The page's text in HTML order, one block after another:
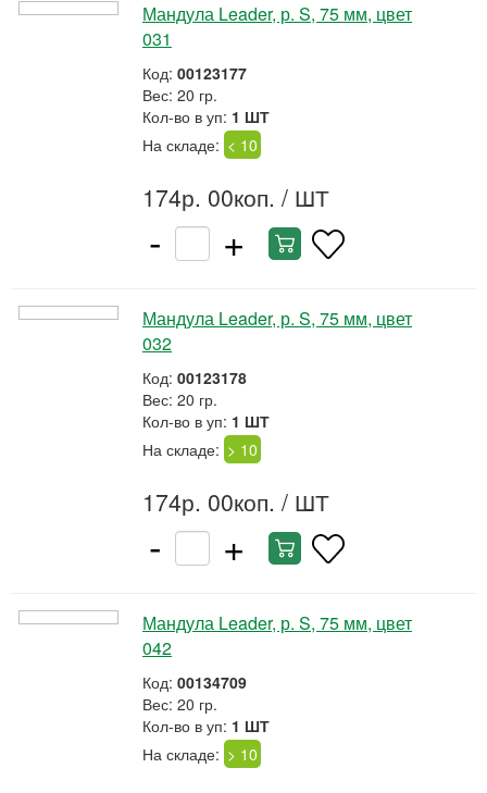
Мандула Leader, р. S, 75 мм, цвет
031
Код: 00123177
Вес: 20 гр.
Кол-во в уп: 1 ШТ
На складе: < 10
174р. 00коп. / ШТ
- +
Мандула Leader, р. S, 75 мм, цвет
032
Код: 00123178
Вес: 20 гр.
Кол-во в уп: 1 ШТ
На складе: > 10
174р. 00коп. / ШТ
- +
Мандула Leader, р. S, 75 мм, цвет
042
Код: 00134709
Вес: 20 гр.
Кол-во в уп: 1 ШТ
На складе: > 10